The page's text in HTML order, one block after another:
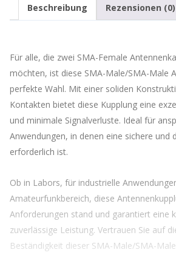
Beschreibung Rezensionen (0)
Für alle, die zwei SMA-Female
möchten, ist diese SMA-Male/SMA-Male
perfekte Wahl. Mit einer soliden
Kontakten bietet diese Kupplung eine
und minimale Signalverluste. Ideal für
Anwendungen, in denen eine sichere und
erforderlich ist.
Ob in Labors, für industrielle
Amateurfunkbereich, diese
Anforderungen stand und garantiert eine
zuverlässige Leistung. Vertrauen Sie auf
Beständigkeit dieser SMA-Male/SMA-